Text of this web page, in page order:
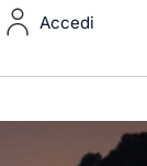
Accedi